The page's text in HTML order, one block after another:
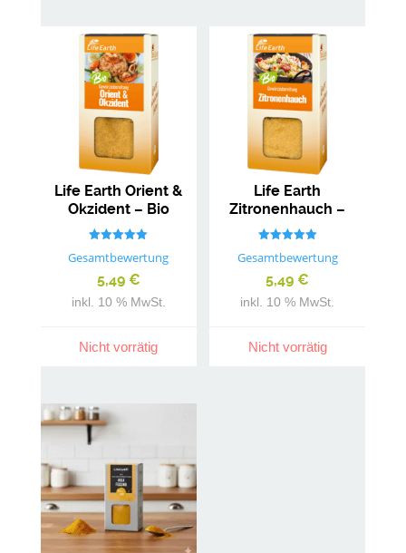
Life Earth Orient &
Okzident – Bio
Gewürzmischung
5.00
Gesamtbewertung
5,49 €
inkl. 10 % MwSt.
Nicht vorrätig
Life Earth
Zitronenhauch –
Bio
Gewürzmischung
5.00
Gesamtbewertung
5,49€
inkl. 10 % MwSt.
Nicht vorrätig